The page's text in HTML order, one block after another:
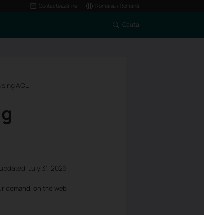
Contactează-ne România / Română
Caută
ACL
July 31, 2026
demand, on the web